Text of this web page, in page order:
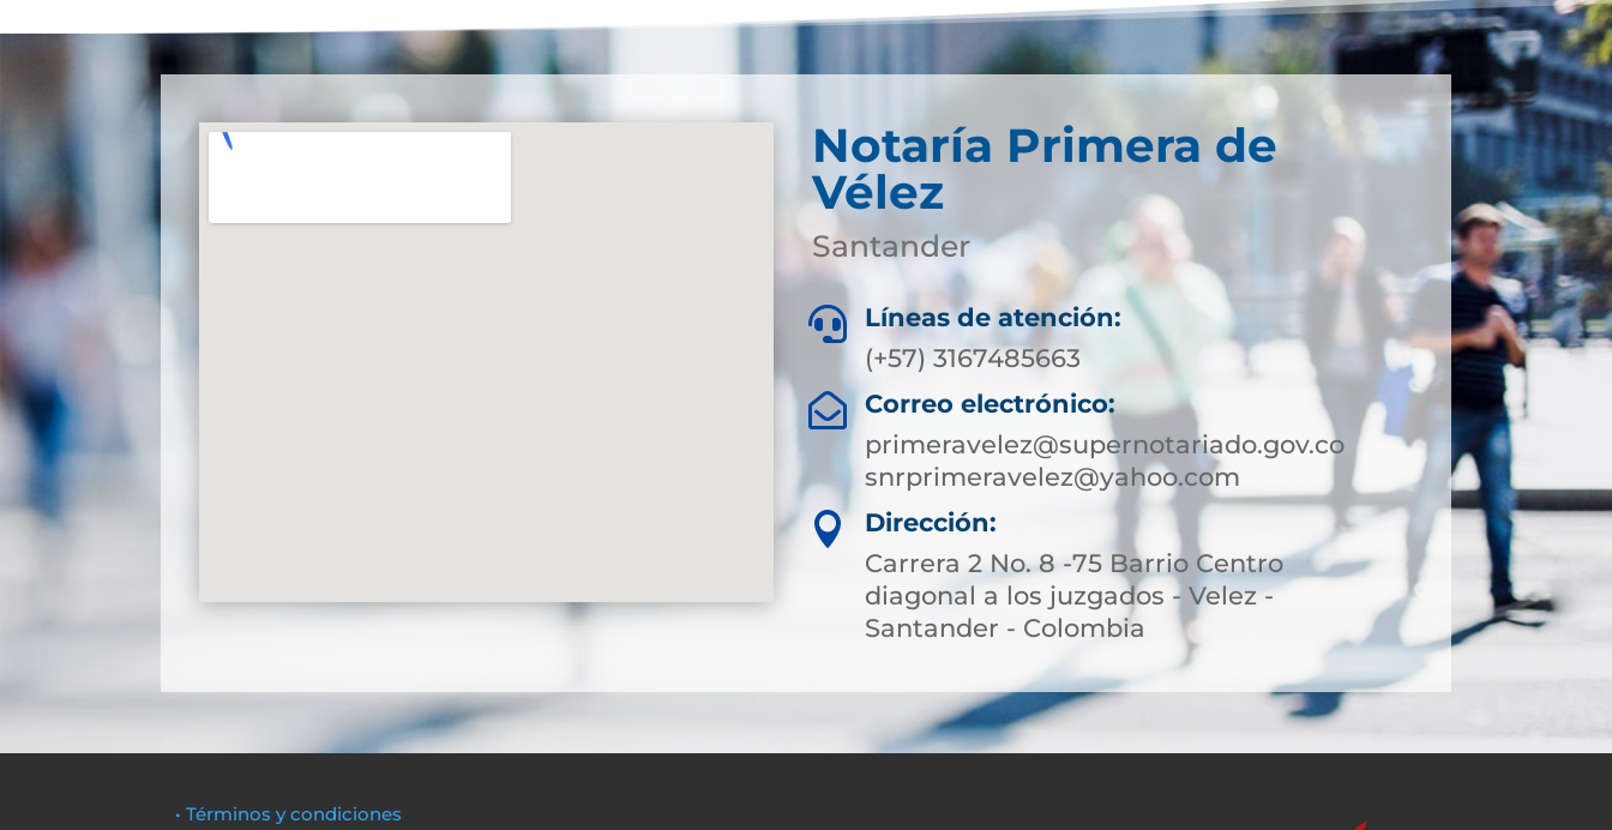
Notaría Primera de
Vélez
Santander

Líneas de atención:
(+57)3167485663

Correo electrónico:
primeravelez@supernotariado.gov.co
snrprimeravelez@yahoo.com

Dirección:
Carrera 2 No. 8 -75 Barrio Centro
diagonal a los juzgados - Velez -
Santander - Colombia
• Términos y condiciones